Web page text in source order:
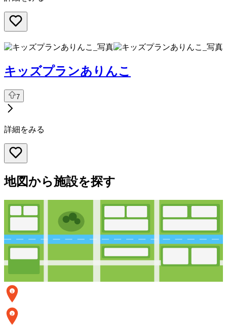
キッズプランありんこ
7
詳細をみる
地図から施設を探す
1
2